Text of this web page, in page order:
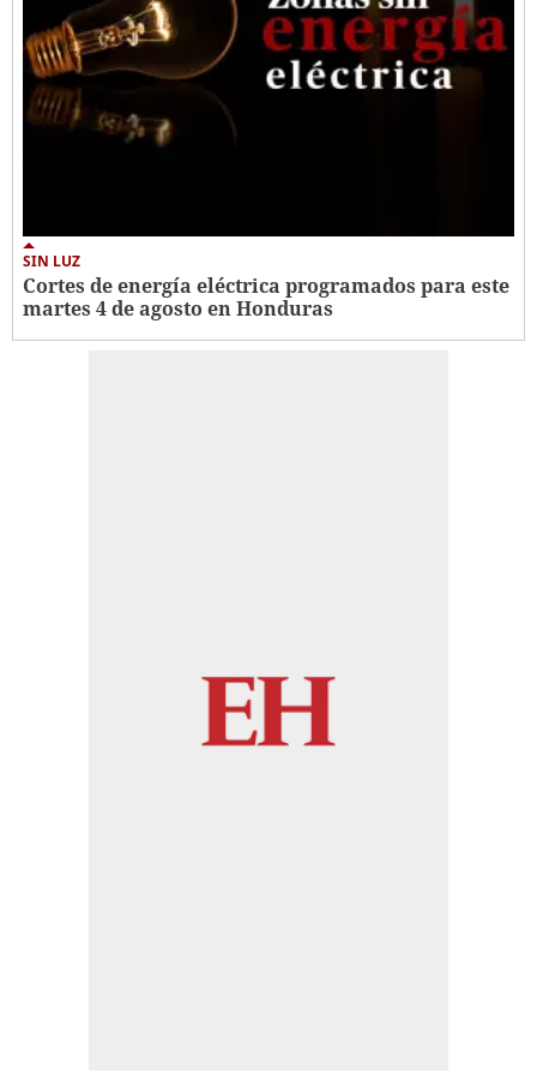
SIN LUZ
Cortes de energía eléctrica programados para este
martes 4 de agosto en Honduras